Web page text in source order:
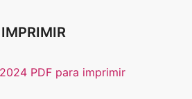
PDF para imprimir